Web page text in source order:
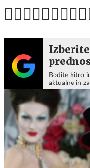
Bodite hitro
aktualne in